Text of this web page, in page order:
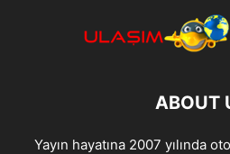
ABOUT
Yayın hayatına 2007 yılında